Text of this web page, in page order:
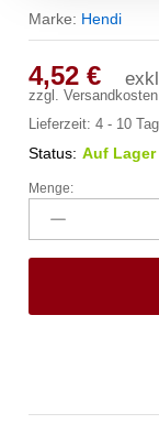
Marke: Hendi
4,52€
zzgl.Versandkosten
Lieferzeit:4 - 10
Status: Auf Lager
Gastronorm-
Behälter
1/4,
HENDI,
Line,
Transparent,
Menge: